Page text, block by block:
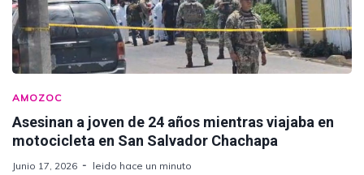
AMOZOC
Asesinan a joven de 24 años mientras viajaba en
motocicleta en San Salvador Chachapa
Junio 17, 2026 leido hace un minuto